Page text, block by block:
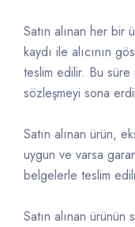
Satın alınan her bir
kaydı ile alıcının
teslim edilir. Bu süre
sözleşmeyi sona
Satın alınan ürün,
uygun ve varsa
belgelerle teslim
Satın alınan ürünün